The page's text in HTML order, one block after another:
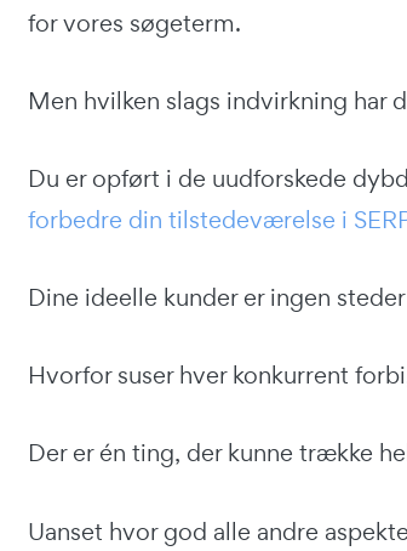
for vores søgeterm.
Men hvilken slags indvirkning har
Du er opført i de uudforskede
forbedre din tilstedeværelse i
Dine ideelle kunder er ingen
Hvorfor suser hver konkurrent
Der er én ting, der kunne trække
Uanset hvor god alle andre